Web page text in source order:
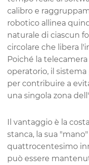
calibro e
robotico allinea
naturale di ciascun
circolare che libera
Poiché la
operatorio, il
per contribuire a
una singola zona
Il vantaggio è la
stanca, la sua
quattrocentesimo
può essere